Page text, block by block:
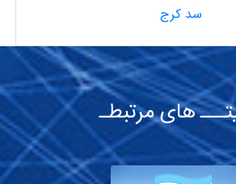
سد كرج
های مرتبطـ